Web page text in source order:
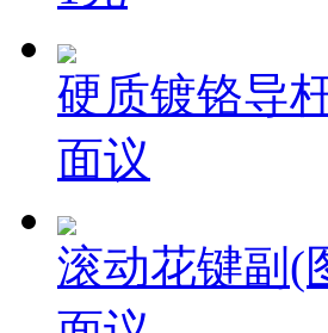
1元
硬质镀铬导
面议
滚动花键副(